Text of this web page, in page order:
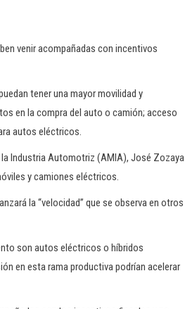
venir acompañadas con incentivos
tener una mayor movilidad y
en la compra del auto o camión; acceso
autos eléctricos.
Industria Automotriz (AMIA), José Zozaya
y camiones eléctricos.
la “velocidad” que se observa en otros
son autos eléctricos o híbridos
en esta rama productiva podrían acelerar